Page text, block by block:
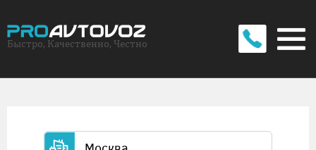
Быстро, Качественно, Честно